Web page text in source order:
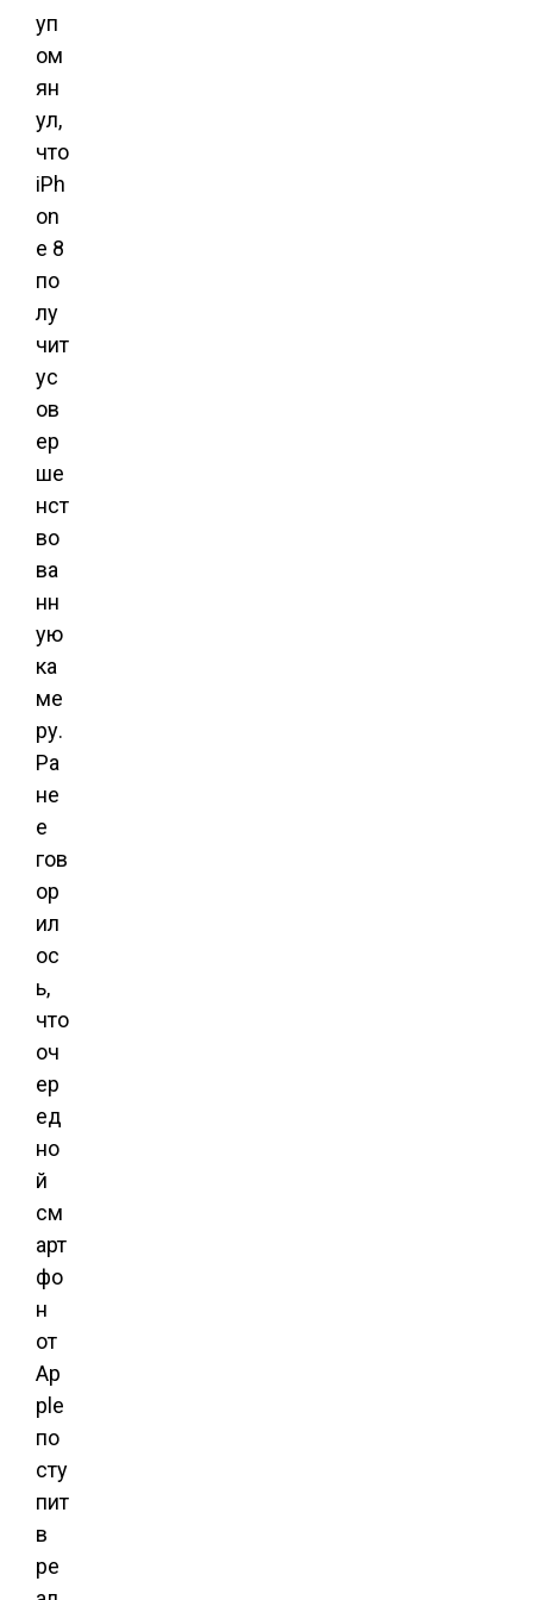
уп
ом
ян
ул,
что
iPh
on
e 8
по
лу
чит
ус
ов
ер
ше
нст
во
ва
нн
ую
ка
ме
ру.
Ра
не
е
гов
ор
ил
ос
ь,
что
оч
ер
ед
но
й
см
арт
фо
н
от
Ap
ple
по
сту
пит
в
ре